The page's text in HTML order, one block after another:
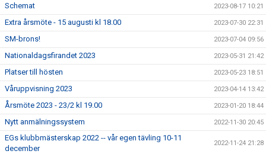
Schemat 2023-08-17 10:21
Extra årsmöte - 15 augusti kl 18.00 2023-07-30 22:31
SM-brons! 2023-07-04 09:56
Nationaldagsfirandet 2023 2023-05-31 21:42
Platser till hösten 2023-05-23 18:51
Våruppvisning 2023 2023-04-14 13:42
Årsmöte 2023 - 23/2 kl 19.00 2023-01-20 18:44
Nytt anmälningssystem 2022-11-30 20:45
EGs klubbmästerskap 2022 -- vår egen tävling 10-11
december
2022-11-24 21:28